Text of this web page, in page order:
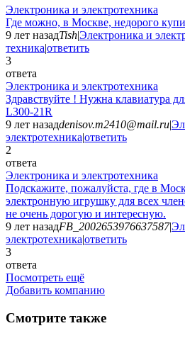
Электроника и электротехника
Где можно, в Москве, недорого
9 лет назадTish|Электроника и
техника|ответить
3
ответа
Электроника и электротехника
Здравствуйте ! Нужна клавиатура
L300-21R
9 лет назадdenisov.m2410@mail.ru|
электротехника|ответить
2
ответа
Электроника и электротехника
Подскажите, пожалуйста, где в
электронную игрушку для всех
не очень дорогую и интересную.
9 лет назадFB_2002653976637587|
электротехника|ответить
3
ответа
Посмотреть ещё
Добавить компанию
Смотрите также